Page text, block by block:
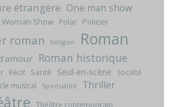
étrangère One man show
Woman Show Polar Policier
roman Religion Roman
Roman historique
Récit Santé Seul-en-scène
Société
musical
Spiritualité Thriller